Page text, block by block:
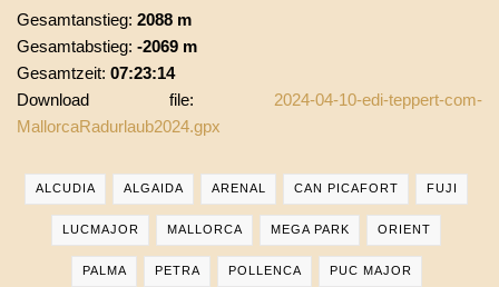
Gesamtanstieg: 2088 m
Gesamtabstieg: -2069 m
Gesamtzeit: 07:23:14
Download file: 2024-04-10-edi-teppert-com-
MallorcaRadurlaub2024.gpx
ALCUDIA ALGAIDA ARENAL CAN PICAFORT FUJI
LUCMAJOR MALLORCA MEGA PARK ORIENT
PALMA PETRA POLLENCA PUC MAJOR